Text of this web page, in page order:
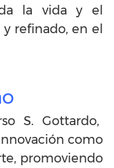
la vida y el
refinado, en el
S. Gottardo,
como
promoviendo